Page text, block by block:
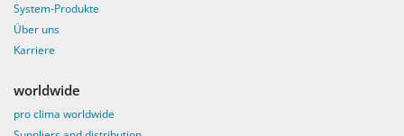
System-Produkte
Über uns
Karriere
worldwide
pro clima worldwide